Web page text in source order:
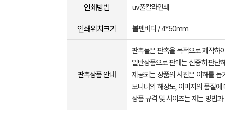
인쇄방법 uv풀칼라인쇄
인쇄위치크기 볼펜바디 / 4*50mm
판촉상품 안내
판촉물은 판촉을 목적으로 제작하
일반상품으로 판매는 신중히 판단
제공되는 상품의 사진은 이해를
모니터의 해상도, 이미지의 품질
상품 규격 및 사이즈는 재는 방법